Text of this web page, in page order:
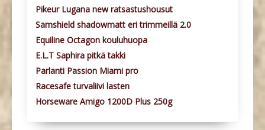
Pikeur Lugana new ratsastushousut
Samshield shadowmatt eri trimmeillä 2.0
Equiline Octagon kouluhuopa
E.L.T Saphira pitkä takki
Parlanti Passion Miami pro
Racesafe turvaliivi lasten
Horseware Amigo 1200D Plus 250g